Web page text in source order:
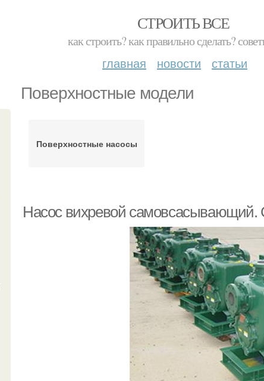
СТРОИТЬ ВСЕ
как строить? как правильно сделать?
главная новости статьи
Поверхностные модели
Поверхностные насосы
Насос вихревой